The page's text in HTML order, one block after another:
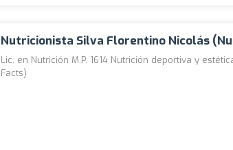
Nutricionista Silva Florentino Nicolás
Lic. en Nutrición M.P. 1614 Nutrición deportiva y
Facts)